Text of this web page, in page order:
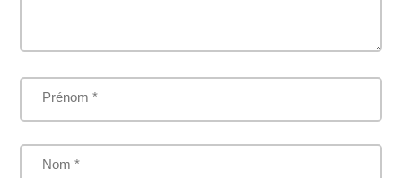
Prénom *
Nom *